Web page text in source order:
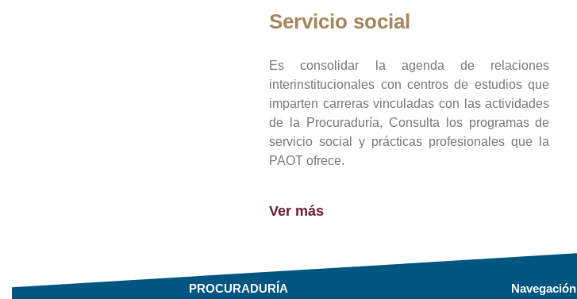
Servicio social
Es consolidar la agenda de relaciones
interinstitucionales con centros de estudios que
imparten carreras vinculadas con las actividades
de la Procuraduría, Consulta los programas de
servicio social y prácticas profesionales que la
PAOT ofrece.
Ver más
PROCURADURÍA Navegación